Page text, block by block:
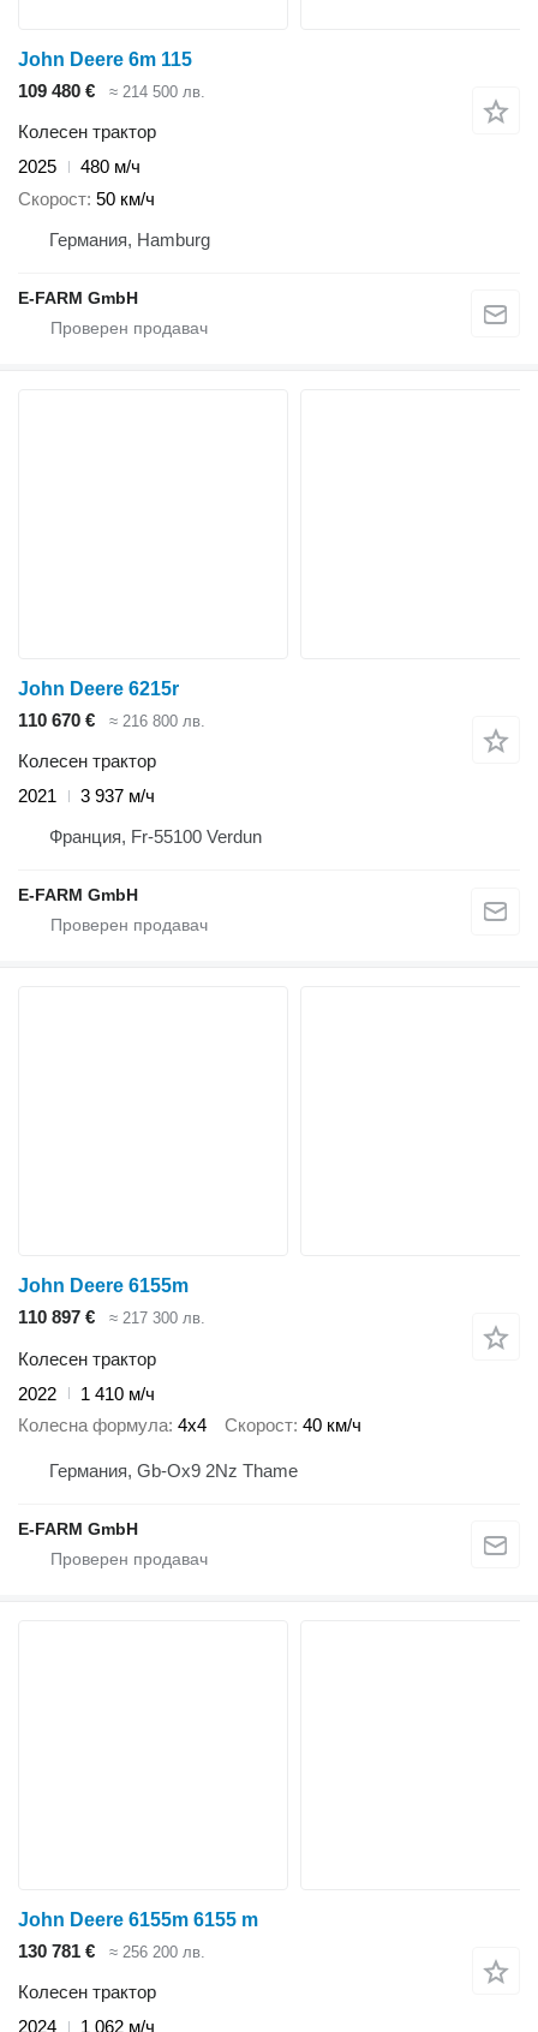
John Deere 6m 115
109 480 €
≈ 214 500 лв.
Колесен трактор
2025
480 м/ч
Скорост 50 км/ч
Германия, Hamburg
E-FARM GmbH
John Deere 6215r
110 670 €
≈ 216 800 лв.
Колесен трактор
2021
3 937 м/ч
Франция, Fr-55100 Verdun
E-FARM GmbH
John Deere 6155m
110 897 €
≈ 217 300 лв.
Колесен трактор
2022
1 410 м/ч
Колесна формула 4x4 Скорост 40 км/ч
Германия, Gb-Ox9 2Nz Thame
E-FARM GmbH
John Deere 6155m 6155 m
130 781 €
≈ 256 200 лв.
Колесен трактор
2024
1 062 м/ч